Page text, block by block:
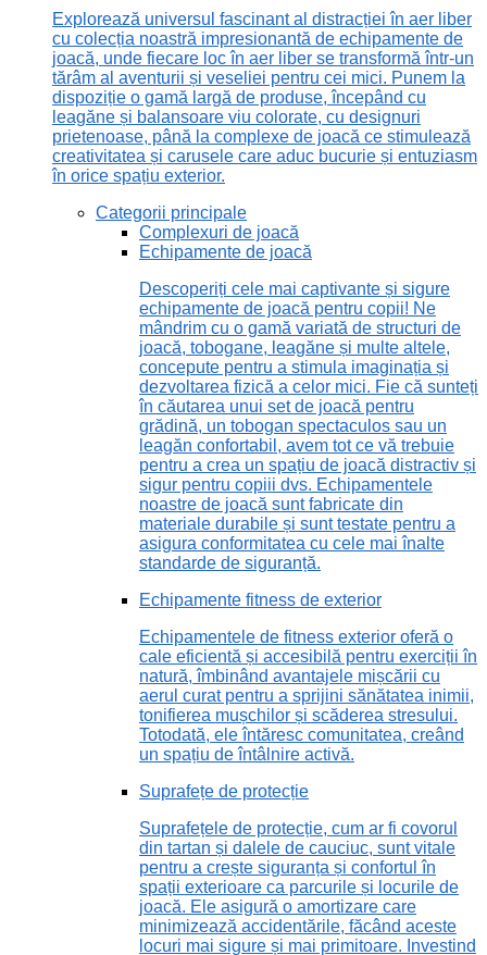
Explorează universul fascinant al distracției în aer liber
cu colecția noastră impresionantă de echipamente de
joacă, unde fiecare loc în aer liber se transformă într-un
tărâm al aventurii și veseliei pentru cei mici. Punem la
dispoziție o gamă largă de produse, începând cu
leagăne și balansoare viu colorate, cu designuri
prietenoase, până la complexe de joacă ce stimulează
creativitatea și carusele care aduc bucurie și entuziasm
în orice spațiu exterior.
Categorii principale
Complexuri de joacă
Echipamente de joacă
Descoperiți cele mai captivante și sigure
echipamente de joacă pentru copii! Ne
mândrim cu o gamă variată de structuri de
joacă, tobogane, leagăne și multe altele,
concepute pentru a stimula imaginația și
dezvoltarea fizică a celor mici. Fie că sunteți
în căutarea unui set de joacă pentru
grădină, un tobogan spectaculos sau un
leagăn confortabil, avem tot ce vă trebuie
pentru a crea un spațiu de joacă distractiv și
sigur pentru copiii dvs. Echipamentele
noastre de joacă sunt fabricate din
materiale durabile și sunt testate pentru a
asigura conformitatea cu cele mai înalte
standarde de siguranță.
Echipamente fitness de exterior
Echipamentele de fitness exterior oferă o
cale eficientă și accesibilă pentru exerciții în
natură, îmbinând avantajele mișcării cu
aerul curat pentru a sprijini sănătatea inimii,
tonifierea mușchilor și scăderea stresului.
Totodată, ele întăresc comunitatea, creând
un spațiu de întâlnire activă.
Suprafețe de protecție
Suprafețele de protecție, cum ar fi covorul
din tartan și dalele de cauciuc, sunt vitale
pentru a crește siguranța și confortul în
spații exterioare ca parcurile și locurile de
joacă. Ele asigură o amortizare care
minimizează accidentările, făcând aceste
locuri mai sigure și mai primitoare. Investind